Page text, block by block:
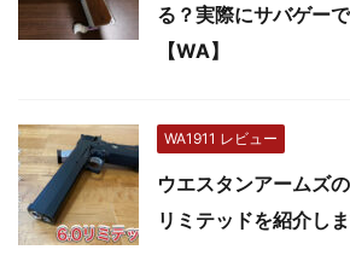
る？実際にサバゲー
【WA】
WA1911 レビュー
ウエスタンアームズ
リミテッドを紹介しま